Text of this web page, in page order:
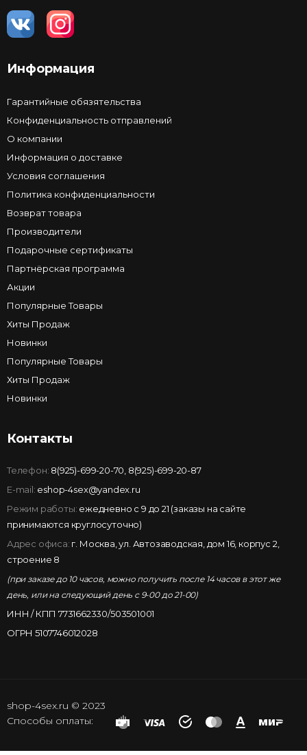
Информация
Гарантийные обязятельства
Конфиденциальность отправлений
О компании
Информация о доставке
Условия соглашения
Политика конфиденциальности
Возврат товара
Производители
Подарочные сертификаты
Партнёрская программа
Акции
Популярные Товары
Хиты Продаж
Новинки
Популярные Товары
Хиты Продаж
Новинки
Контакты
Телефон: 8(925)-699-20-70 8(925)-699-20-87
E-mail: eshop-4sex@yandex.ru
Режим работы: ежедневно с 9 до 21 (заказы на сайте
принимаются круглосуточно)
Адрес офиса: г. Москва, ул. Автозаводская, дом 16, корпус 2,
строение 8
(при заказе до 10 часов, можно получить после 14 часов в этот же
день, или на следующий день с 9-00 до 21-00)
ИНН / КПП 7731662330/503501001
ОГРН 5107746012028
shop-4sex.ru © 2023
Способы оплаты: